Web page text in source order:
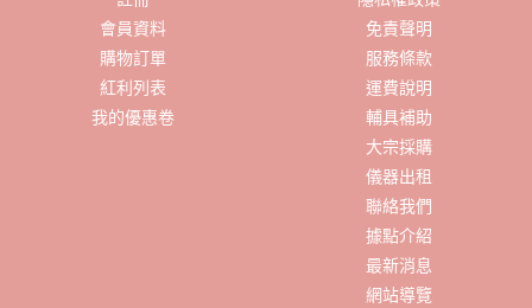
會員資料
購物訂單
紅利列表
我的優惠卷
免責聲明
服務條款
運費說明
輔具補助
大宗採購
儀器出租
聯絡我們
據點介紹
最新消息
網站導覽